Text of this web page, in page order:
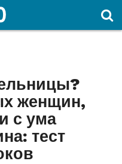
женщин,
с ума
тест